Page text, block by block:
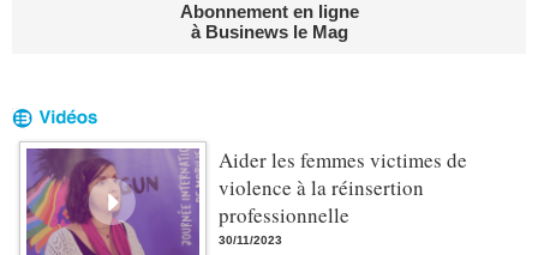
Abonnement en ligne
à Businews le Mag
Aider les femmes victimes de
violence à la réinsertion
professionnelle
30/11/2023